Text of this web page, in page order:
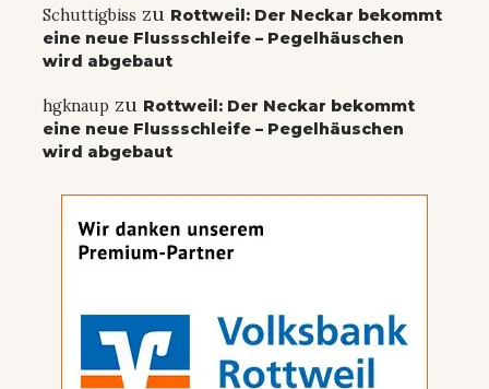
Schuttigbiss zu Rottweil: Der Neckar bekommt
eine neue Flussschleife – Pegelhäuschen
wird abgebaut
hgknaup zu Rottweil: Der Neckar bekommt
eine neue Flussschleife – Pegelhäuschen
wird abgebaut